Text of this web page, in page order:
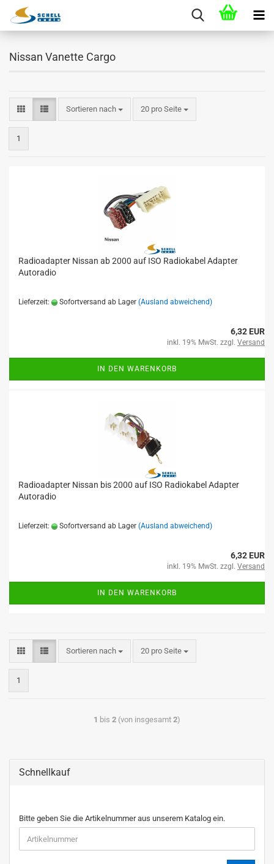
Nissan Vanette Cargo
Sortieren nach 20 pro Seite
1
Radioadapter Nissan ab 2000 auf ISO Radiokabel Adapter
Autoradio
Lieferzeit: Sofortversand ab Lager (Ausland abweichend)
6,32 EUR
inkl. 19% MwSt. zzgl. Versand
IN DEN WARENKORB
Radioadapter Nissan bis 2000 auf ISO Radiokabel Adapter
Autoradio
Lieferzeit: Sofortversand ab Lager (Ausland abweichend)
6,32 EUR
inkl. 19% MwSt. zzgl. Versand
IN DEN WARENKORB
Sortieren nach 20 pro Seite
1
1 bis 2 (von insgesamt 2)
Schnellkauf
Bitte geben Sie die Artikelnummer aus unserem Katalog ein.